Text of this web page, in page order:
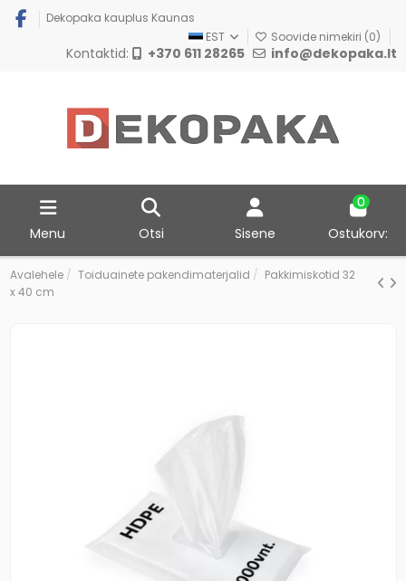
Dekopaka kauplus Kaunas
EST
Soovide nimekiri (0)
Kontaktid: +370 611 28265 info@dekopaka.lt
Menu Otsi Sisene
0
Ostukorv:
Avalehele Toiduainete pakendimaterjalid
Pakkimiskotid 32
x 40 cm